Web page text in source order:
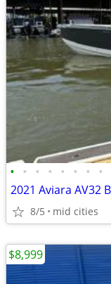
• • • • • • • •
8/5 mid cities
$8,999